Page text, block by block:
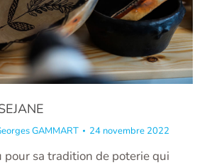
GAMMART 24 novembre 2022
pour sa tradition de poterie qui